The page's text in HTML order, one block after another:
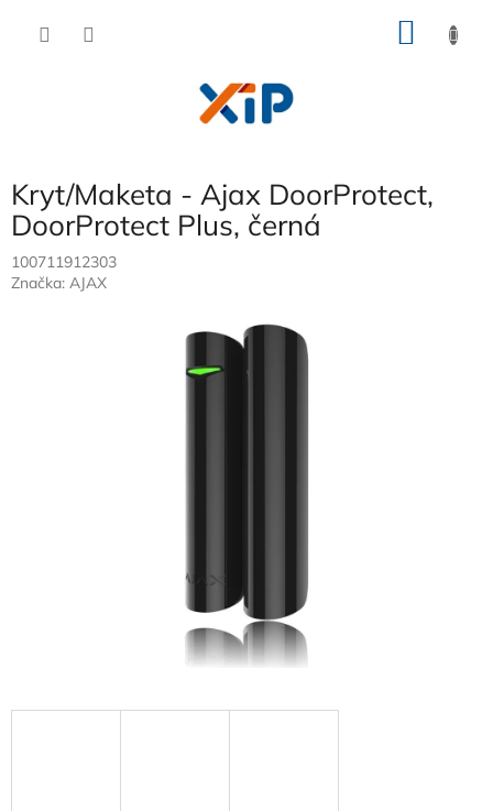
Kryt/Maketa - Ajax DoorProtect,
DoorProtect Plus, černá
100711912303
Značka: AJAX